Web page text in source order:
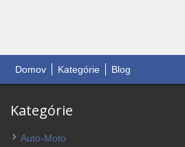
Domov Kategórie Blog
Kategórie
Auto-Moto